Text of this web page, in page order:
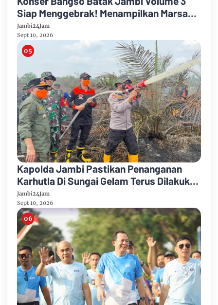
Siap Menggebrak! Menampilkan Marsada
Band dan Siantar Rap Foundation
Jambi24Jam
Sept 10, 2026
Kapolda Jambi Pastikan Penanganan
Karhutla Di Sungai Gelam Terus Dilakukan
Sinergi Diperkuat
Jambi24Jam
Sept 10, 2026